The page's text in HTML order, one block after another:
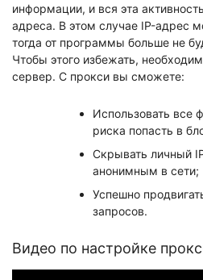
информации, и вся эта
адреса. В этом случае IP-адрес
тогда от программы больше не
Чтобы этого избежать,
сервер. С прокси вы сможете:
Использовать все
риска попасть в
Скрывать личный
анонимным в сети;
Успешно
запросов.
Видео по настройке